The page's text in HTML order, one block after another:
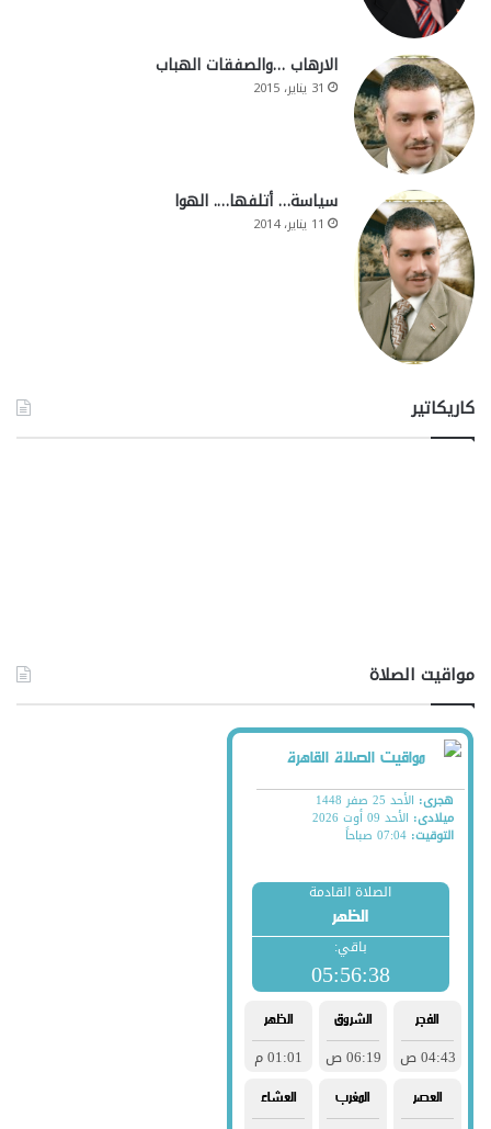
الارهاب …والصفقات الهباب
31 يناير، 2015
سياسة… أتلفها…. الهوا
11 يناير، 2014
كاريكاتير
مواقيت الصلاة